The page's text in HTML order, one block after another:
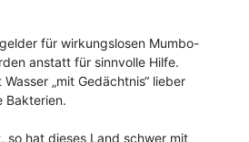
für wirkungslosen Mumbo-
anstatt für sinnvolle Hilfe.
„mit Gedächtnis“ lieber
Bakterien.
so hat dieses Land schwer mit